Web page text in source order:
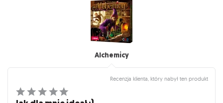
Alchemicy
Recenzja klienta, który nabył ten produkt